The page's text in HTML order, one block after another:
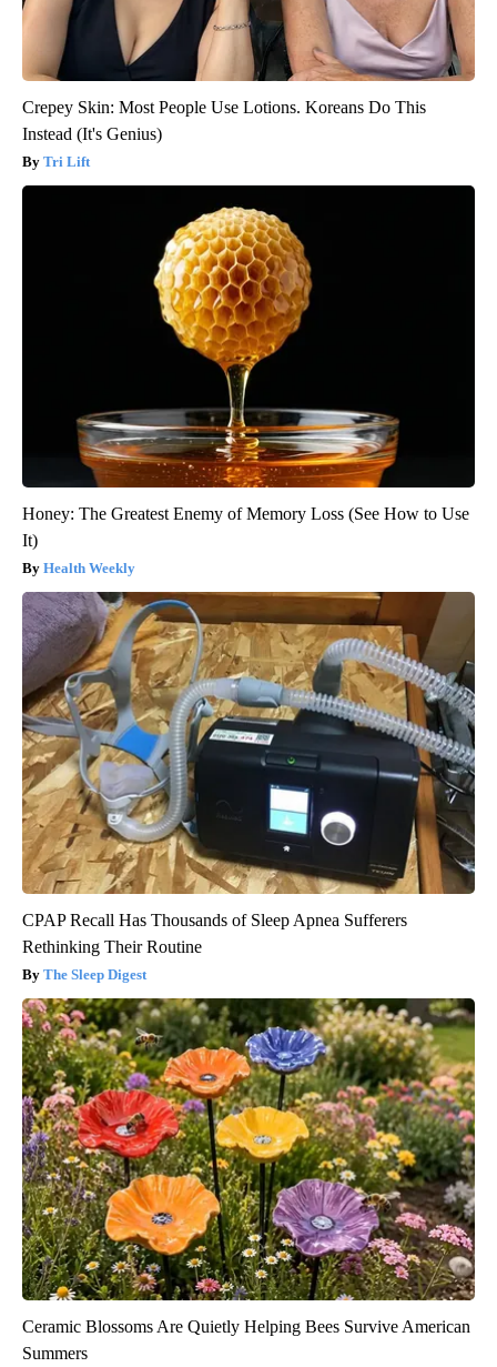
Crepey Skin: Most People Use Lotions. Koreans Do This
Instead (It's Genius)
Tri Lift
Honey: The Greatest Enemy of Memory Loss (See How to Use
It)
Health Weekly
CPAP Recall Has Thousands of Sleep Apnea Sufferers
Rethinking Their Routine
The Sleep Digest
Ceramic Blossoms Are Quietly Helping Bees Survive American
Summers